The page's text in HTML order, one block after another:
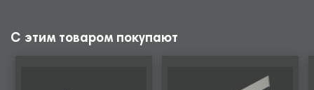
С этим товаром покупают